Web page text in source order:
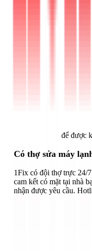
để được
Có thợ sửa máy
1Fix có đội thợ trực 24/
cam kết có mặt tại nhà
nhận được yêu cầu.